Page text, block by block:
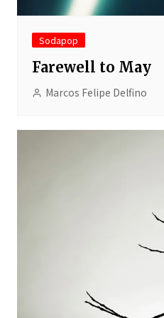
Sodapop
Farewell to May
Marcos Felipe Delfino